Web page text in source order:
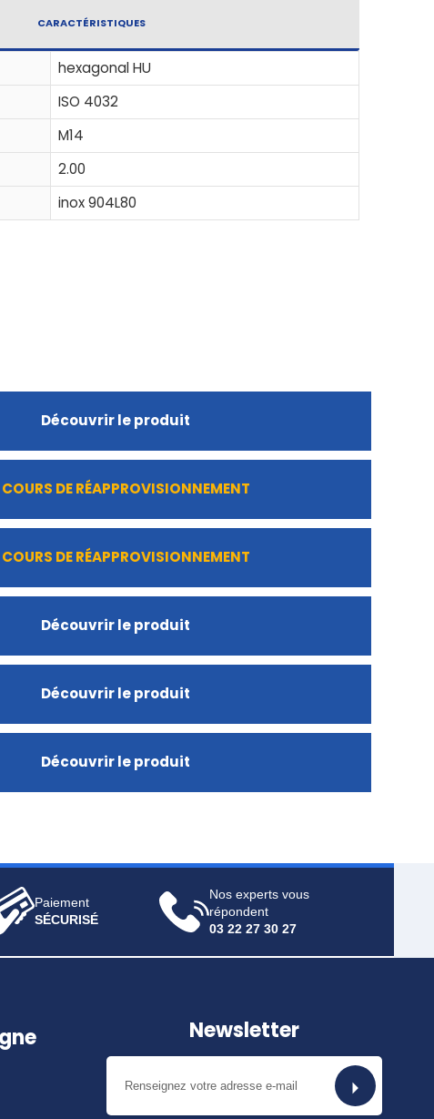
CARACTÉRISTIQUES
hexagonal HU
ISO 4032
M14
2.00
inox 904L80
Découvrir le produit
COURS DE RÉAPPROVISIONNEMENT
COURS DE RÉAPPROVISIONNEMENT
Découvrir le produit
Découvrir le produit
Découvrir le produit
Paiement
SÉCURISÉ
Nos experts vous
répondent
03 22 27 30 27
Newsletter